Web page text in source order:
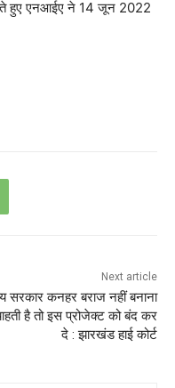
हुए एनआईए ने 14 जून 2022
Next article
सरकार कनहर बराज नहीं बनाना
है तो इस प्रोजेक्ट को बंद कर
दे : झारखंड हाई कोर्ट